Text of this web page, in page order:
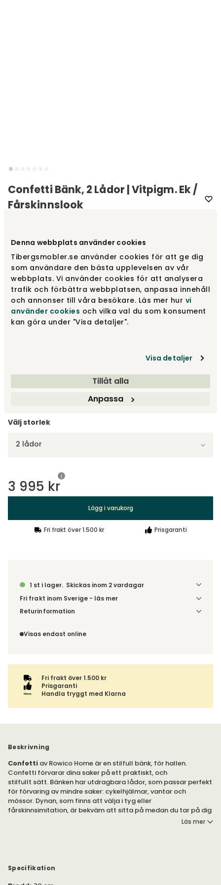
Denna webbplats använder cookies
Tibergsmobler.se använder cookies för att ge dig
som användare den bästa upplevelsen av vår
webbplats. Vi använder cookies för att analysera
trafik och förbättra webbplatsen, anpassa innehåll
och annonser till våra besökare. Läs mer hur vi
använder cookies och vilka val du som konsument
kan göra under "Visa detaljer".
Visa detaljer
Tillåt alla
Anpassa
Confetti Bänk, 2 Lådor | Vitpigm. Ek /
Fårskinnslook
Vitpigmenterad ek | Fårskinnslook
Vitpigmenterad ek | Fårskinnslook
3 995 kr
Fåtal i lager
Oljad ek | Tyg
Visa fler +5
Välj storlek
2 lådor
3 995 kr
Lägg i varukorg
Fri frakt över 1.500 kr Prisgaranti
1 st i lager. Skickas inom 2 vardagar
Fri frakt inom Sverige - läs mer
Denna vara skickas till din port/tomtgräns. Innan leverans
ordern tillsammans.
Returinformation
order, enligtdistansavtalslagen.
Visas endast online
Fri frakt över 1.500 kr
Prisgaranti
Handla tryggt med Klarna
Beskrivning
Confetti av Rowico Home är en stilfull bänk, för hallen.
Confetti förvarar dina saker på ett praktiskt, och
stilfullt sätt. Bänken har utdragbara lådor, som passar perfekt
för förvaring av mindre saker: cykelhjälmar, vantar och
mössor. Dynan, som finns att välja i tyg eller
fårskinnsimitation, är bekväm att sitta på medan du tar på dig
Lådorna är utdragbara, med handtag i metall. Här finns gott
Läs mer
Specifikation